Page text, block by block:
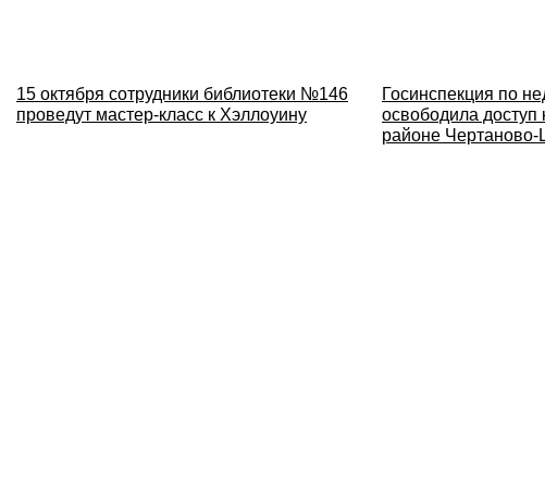
15 октября сотрудники библиотеки №146
проведут мастер-класс к Хэллоуину
Госинспекция по
освободила доступ
районе Чертаново-